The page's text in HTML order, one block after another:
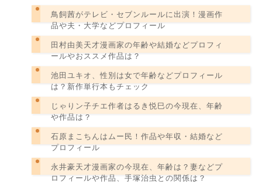
鳥飼茜がテレビ・セブンルールに出演！漫画作
品や夫・大学などプロフィール
田村由美天才漫画家の年齢や結婚などプロフィ
ールやおススメ作品は？
池田ユキオ、性別は女で年齢などプロフィール
は？新作単行本もチェック
じゃりン子チエ作者はるき悦巳の今現在、年齢
や作品は？
石原まこちんはムー民！作品や年収・結婚など
プロフィール
永井豪天才漫画家の今現在、年齢は？妻などプ
ロフィールや作品、手塚治虫との関係は？